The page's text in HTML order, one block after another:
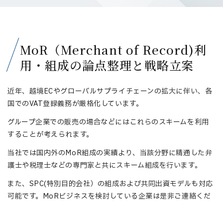
MoR（Merchant of Record)利
用・組成の論点整理と戦略立案
近年、越境ECやグローバルサプライチェーンの拡大に伴い、各
国でのVAT登録義務が厳格化しています。
グループ企業での販売の場合などにはこれらのスキームを利用
することが考えられます。
当社では国内外のMoR組成の実績より、当該分野に精通した弁
護士や税理士などの専門家と共にスキーム組成を行います。
また、SPC(特別目的会社）の組成および共同出資モデルも対応
可能です。MoRビジネスを検討している企業は是非ご連絡くだ